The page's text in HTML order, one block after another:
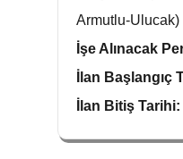
Armutlu-Ulucak)
İşe Alınacak
İlan Başlangıç
İlan Bitiş Tarihi: